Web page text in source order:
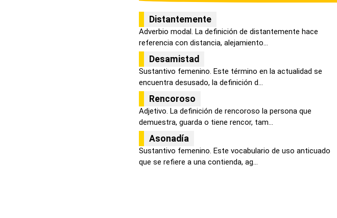
Distantemente
Adverbio modal. La definición de distantemente hace
referencia con distancia, alejamiento...
Desamistad
Sustantivo femenino. Este término en la actualidad se
encuentra desusado, la definición d...
Rencoroso
Adjetivo. La definición de rencoroso la persona que
demuestra, guarda o tiene rencor, tam...
Asonadía
Sustantivo femenino. Este vocabulario de uso anticuado
que se refiere a una contienda, ag...